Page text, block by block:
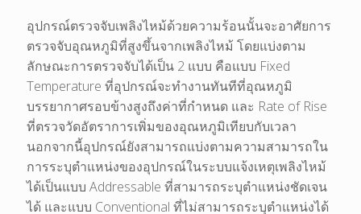
อุปกรณ์ตรวจจับเพลิงไหม้ด้วยความร้อนนั้นจะอาศัยการ
ตรวจจับอุณหภูมิที่สูงขึ้นจากเพลิงไหม้ โดยแบ่งตาม
ลักษณะการตรวจจับได้เป็น 2 แบบ คือแบบ Fixed
Temperature ที่อุปกรณ์จะทำงานทันทีที่อุณหภูมิ
บรรยากาศรอบข้างสูงถึงค่าที่กำหนด และ Rate of Rise
ที่ตรวจวัดอัตราการเพิ่มของอุณหภูมิเทียบกับเวลา
นอกจากนี้อุปกรณ์ยังสามารถแบ่งตามความสามารถใน
การระบุตำแหน่งของอุปกรณ์ในระบบแจ้งเหตุเพลิงไหม้
ได้เป็นแบบ Addressable ที่สามารถระบุตำแหน่งชัดเจน
ได้ และแบบ Conventional ที่ไม่สามารถระบุตำแหน่งได้